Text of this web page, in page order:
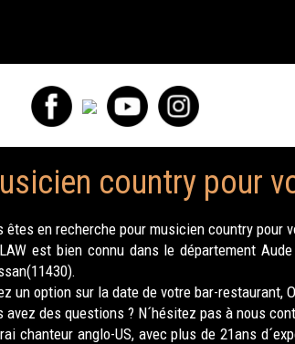
country pour
êtes en recherche pour musicien country pour
est bien connu dans le département
un option sur la date de votre bar-restaurant,
avez des questions ? N´hésitez pas à nous
chanteur anglo-US, avec plus de 21ans